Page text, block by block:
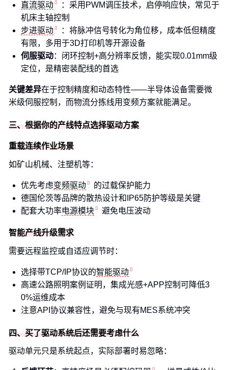
直流驱动
：采用PWM调压技术，启停响应快，常见于
机床主轴控制
步进驱动
：将脉冲信号转化为角位移，成本低但精度
有限，多用于3D打印机等开源设备
伺服驱动：闭环控制+高分辨率反馈，能实现0.01mm级
定位，是精密装配线的首选
关键差异在于控制精度和动态特性——半导体设备需要微
米级伺服控制，而物流分拣线用变频方案就能满足。
三、根据你的产线特点选择驱动方案
重载连续作业场景
如矿山机械、注塑机等：
优先考虑变频驱动
的过载保护能力
德国伦茨等品牌的散热设计和IP65防护等级是关键
配套大功率电源模块 避免电压波动
智能产线升级需求
需要远程监控或自适应调节时：
选择带TCP/IP协议的智能驱动
高速公路照明案例证明，集成光感+APP控制可降低3
0%运维成本
注意API协议兼容性，避免与现有MES系统冲突
四、买了驱动系统后还需要考虑什么
驱动单元只是系统起点，实际部署时易忽略：